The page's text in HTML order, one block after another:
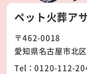
名古屋市守山区
名古屋市天白区
名古屋市北区
名古屋市中村区
ペット火葬ア
〒462-0018
愛知県名古屋市北
Tel：0120-112-